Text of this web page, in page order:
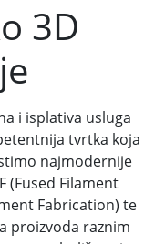
3D
i isplativa usluga
tvrtka koja
najmodernije
(Fused Filament
Fabrication) te
proizvoda raznim